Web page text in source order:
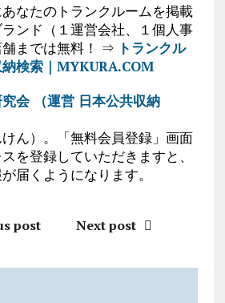
なたのトランクルームを掲載
ンド（１運営会社、１個人事
までは無料！ ⇒ トランクル
検索｜MYKURA.COM
会 （運営 日本公共収納
ん）。「無料会員登録」画面
を登録していただきますと、
届くようになります。
post Next post